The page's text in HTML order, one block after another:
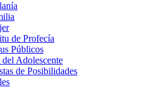
de Profecía
Públicos
Adolescente
de Posibilidades